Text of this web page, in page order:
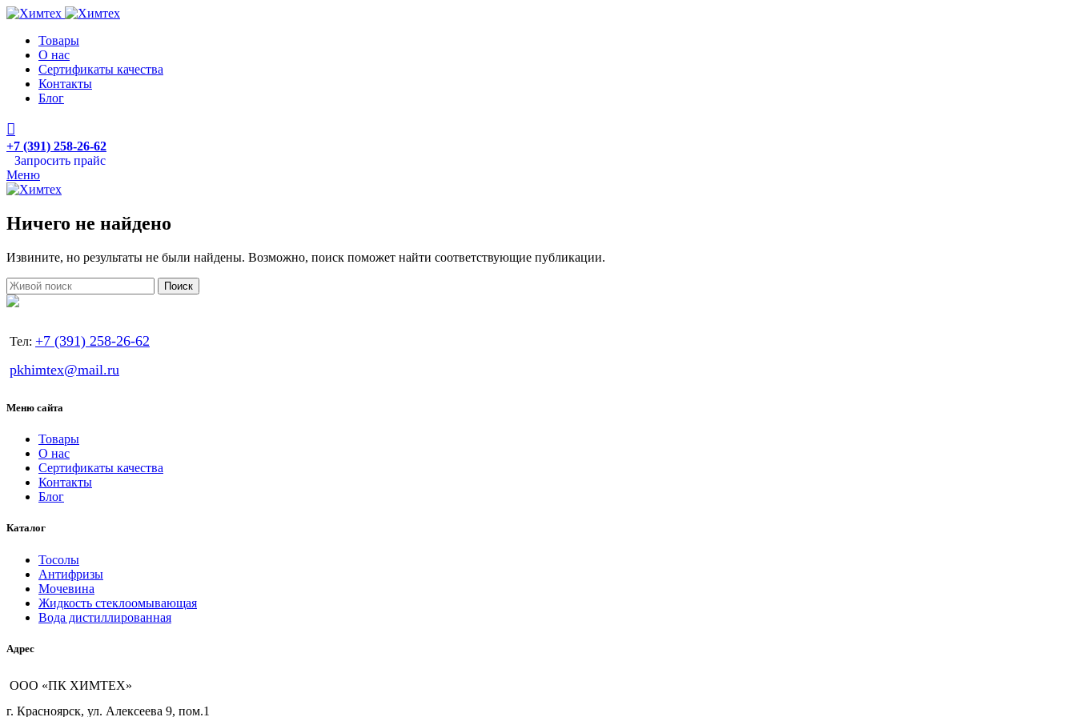
Товары
О нас
Сертификаты качества
Контакты
Блог
+7 (391) 258-26-62
Запросить прайс
Меню
Ничего не найдено
Извините, но результаты не были найдены. Возможно, поиск поможет найти соответствующие публикации.
Поиск
Тел: +7 (391) 258-26-62
pkhimtex@mail.ru
Меню сайта
Товары
О нас
Сертификаты качества
Контакты
Блог
Каталог
Тосолы
Антифризы
Мочевина
Жидкость стеклоомывающая
Вода дистиллированная
Адрес
ООО «ПК ХИМТЕХ»
г. Красноярск, ул. Алексеева 9, пом.1